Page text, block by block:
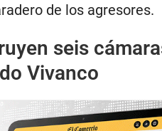
de los agresores.
seis
Vivanco